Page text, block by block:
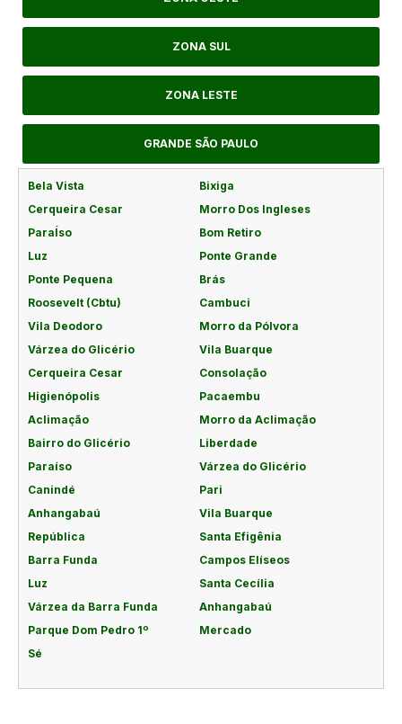
ZONA SUL
ZONA LESTE
GRANDE SÃO PAULO
Bela Vista
Bixiga
Cerqueira Cesar
Morro Dos Ingleses
ParaÍso
Bom Retiro
Luz
Ponte Grande
Ponte Pequena
Brás
Roosevelt (Cbtu)
Cambuci
Vila Deodoro
Morro da Pólvora
Várzea do Glicério
Vila Buarque
Cerqueira Cesar
Consolação
Higienópolis
Pacaembu
Aclimação
Morro da Aclimação
Bairro do Glicério
Liberdade
Paraíso
Várzea do Glicério
Canindé
Pari
Anhangabaú
Vila Buarque
República
Santa Efigênia
Barra Funda
Campos Elíseos
Luz
Santa Cecília
Várzea da Barra Funda
Anhangabaú
Parque Dom Pedro 1º
Mercado
Sé